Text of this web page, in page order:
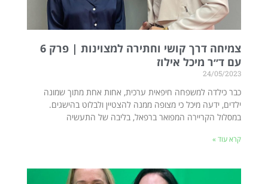
צמיחה דרך קושי וחתירה למצוינות | פרק 6
עם ד״ר מיכל אילוז
24/05/2023
כבר כילדה למשפחה חיפאית ערכית, אחות אחת מתוך שמונה
ילדים, ידעה מיכל כי מצופה ממנה להצטיין ולבלוט בהישגים.
במסלול הקריירה המפואר ברפאל, בליבה של התעשיה
קרא עוד »